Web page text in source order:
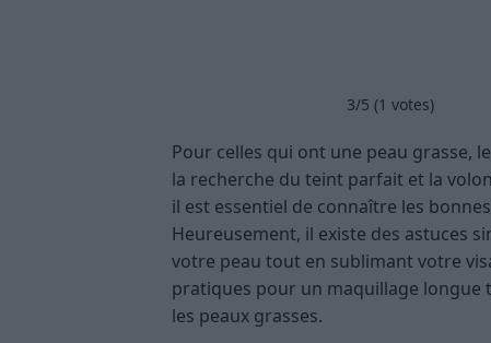
3/5 (1 votes)
Pour celles qui ont une peau grasse,
la recherche du teint parfait et la
il est essentiel de connaître les
Heureusement, il existe des astuces
votre peau tout en sublimant votre
pratiques pour un maquillage longue
les peaux grasses.